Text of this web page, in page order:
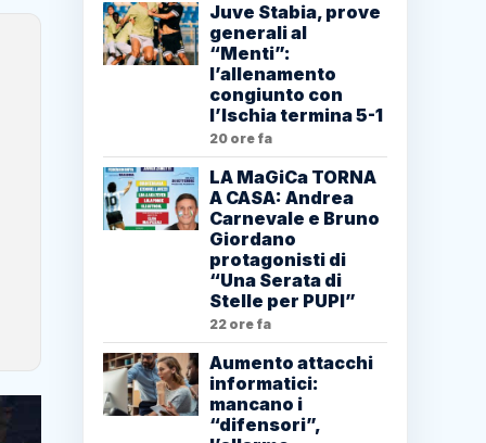
Juve Stabia, prove
generali al
“Menti”:
l’allenamento
congiunto con
l’Ischia termina 5-1
20 ore fa
LA MaGiCa TORNA
A CASA: Andrea
Carnevale e Bruno
Giordano
protagonisti di
“Una Serata di
Stelle per PUPI”
22 ore fa
Aumento attacchi
informatici:
mancano i
“difensori”,